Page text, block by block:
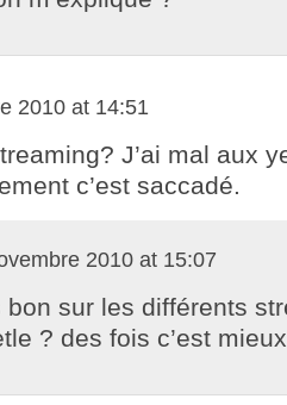
2010 at 14:51
J’ai mal aux
c’est saccadé.
2010 at 15:07
bon sur les différents
? des fois c’est